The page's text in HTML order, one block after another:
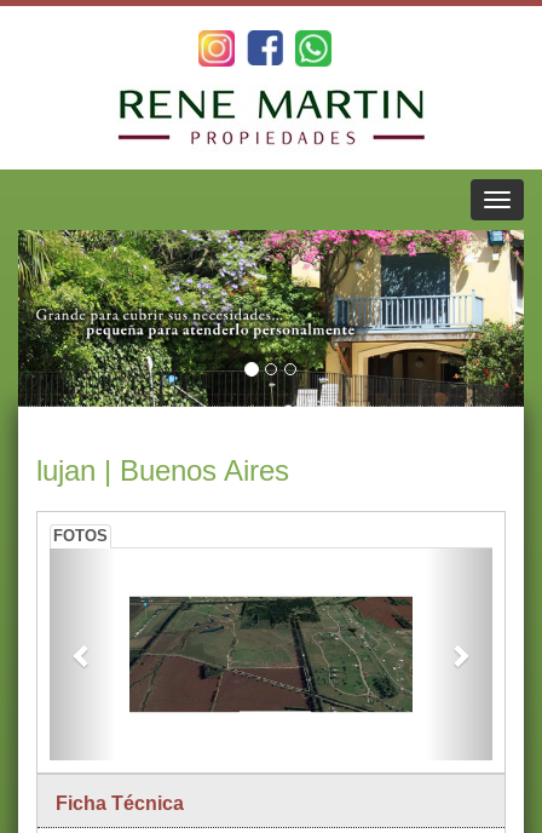
lujan | Buenos Aires
FOTOS
Ficha Técnica